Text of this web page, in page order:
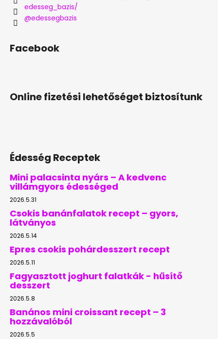
edesseg_bazis/
@edessegbazis
Facebook
Online fizetési lehetőséget biztosítunk
Édesség Receptek
Mini palacsinta nyárs – A kedvenc
villámgyors édességed
2026.5.31
Csokis banánfalatok recept – gyors,
látványos
2026.5.14
Epres csokis pohárdesszert recept
2026.5.11
Fagyasztott joghurt falatkák - hűsítő
desszert
2026.5.8
Banános mini croissant recept – 3
hozzávalóból
2026.5.5